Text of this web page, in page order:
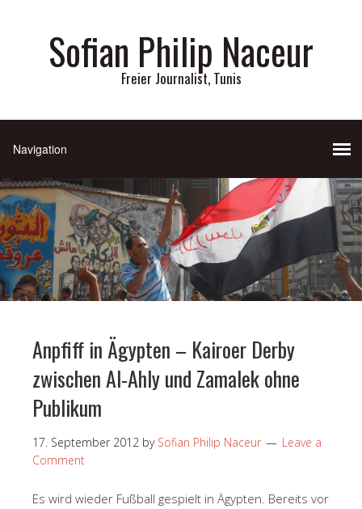
Sofian Philip Naceur
Freier Journalist, Tunis
Anpfiff in Ägypten – Kairoer Derby
zwischen Al-Ahly und Zamalek ohne
Publikum
17. September 2012 by Sofian Philip Naceur
Leave a
Comment
Es wird wieder Fußball gespielt in Ägypten. Bereits vor